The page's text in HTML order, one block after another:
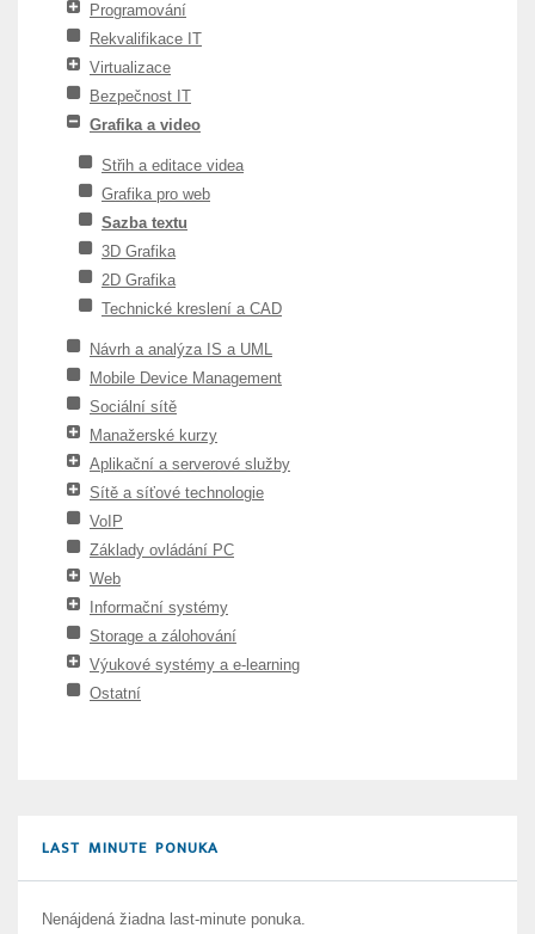
Programování
Rekvalifikace IT
Virtualizace
Bezpečnost IT
Grafika a video
Střih a editace videa
Grafika pro web
Sazba textu
3D Grafika
2D Grafika
Technické kreslení a CAD
Návrh a analýza IS a UML
Mobile Device Management
Sociální sítě
Manažerské kurzy
Aplikační a serverové služby
Sítě a síťové technologie
VoIP
Základy ovládání PC
Web
Informační systémy
Storage a zálohování
Výukové systémy a e-learning
Ostatní
LAST MINUTE PONUKA
Nenájdená žiadna last-minute ponuka.